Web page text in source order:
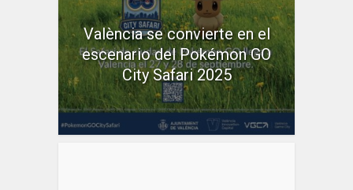
València se convierte en el
escenario del Pokémon GO
City Safari 2025